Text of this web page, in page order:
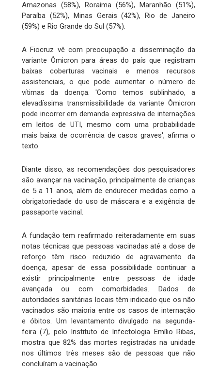
Amazonas (58%), Roraima (56%), Maranhão (51%),
Paraíba (52%), Minas Gerais (42%), Rio de Janeiro
(59%) e Rio Grande do Sul (57%).
A Fiocruz vê com preocupação a disseminação da
variante Ômicron para áreas do país que registram
baixas coberturas vacinais e menos recursos
assistenciais, o que pode aumentar o número de
vítimas da doença. 'Como temos sublinhado, a
elevadíssima transmissibilidade da variante Ômicron
pode incorrer em demanda expressiva de internações
em leitos de UTI, mesmo com uma probabilidade
mais baixa de ocorrência de casos graves', afirma o
texto.
Diante disso, as recomendações dos pesquisadores
são avançar na vacinação, principalmente de crianças
de 5 a 11 anos, além de endurecer medidas como a
obrigatoriedade do uso de máscara e a exigência de
passaporte vacinal.
A fundação tem reafirmado reiteradamente em suas
notas técnicas que pessoas vacinadas até a dose de
reforço têm risco reduzido de agravamento da
doença, apesar de essa possibilidade continuar a
existir principalmente entre pessoas de idade
avançada ou com comorbidades. Dados de
autoridades sanitárias locais têm indicado que os não
vacinados são maioria entre os casos de internação
e óbitos. Um levantamento divulgado na segunda-
feira (7), pelo Instituto de Infectologia Emílio Ribas,
mostra que 82% das mortes registradas na unidade
nos últimos três meses são de pessoas que não
concluíram a vacinação.